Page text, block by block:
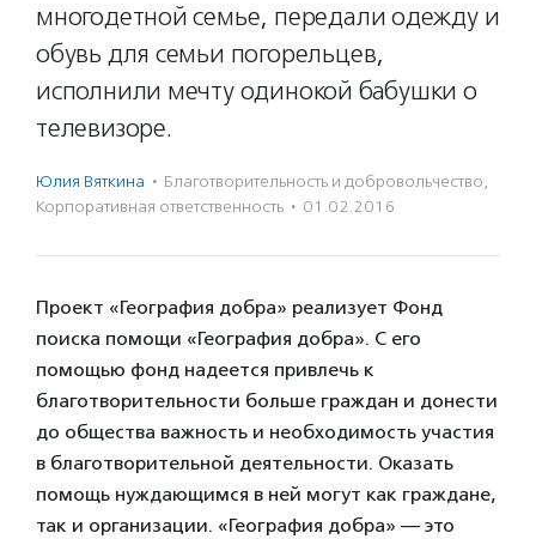
многодетной семье, передали одежду и
обувь для семьи погорельцев,
исполнили мечту одинокой бабушки о
телевизоре.
Юлия Вяткина · Благотвори­тель­ность и доброволь­чест­во,
Корпоративная ответственность · 01.02.2016
Проект «География добра» реализует Фонд
поиска помощи «География добра». С его
помощью фонд надеется привлечь к
благотворительности больше граждан и донести
до общества важность и необходимость участия
в благотворительной деятельности. Оказать
помощь нуждающимся в ней могут как граждане,
так и организации. «География добра» — это